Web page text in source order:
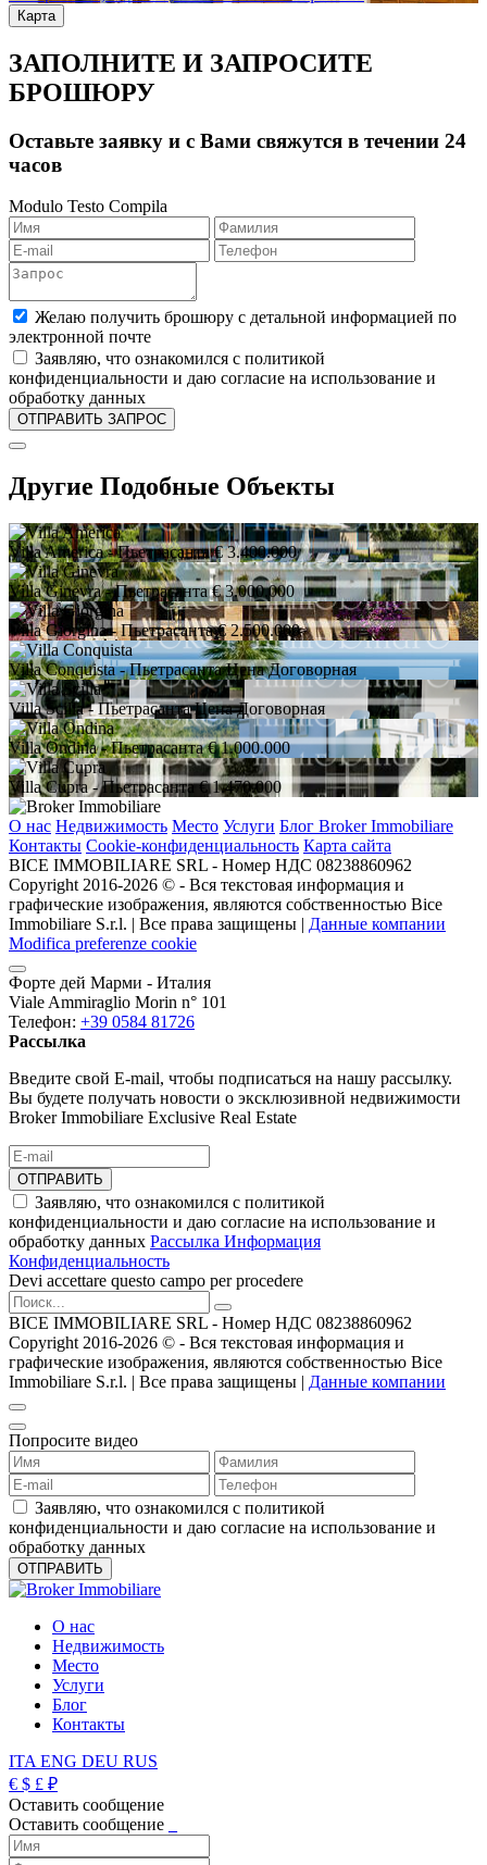
Карта
ЗАПОЛНИТЕ И ЗАПРОСИТЕ
БРОШЮРУ
Оставьте заявку и с Вами свяжутся в течении 24
часов
Modulo Testo Compila
Желаю получить брошюру с детальной информацией по
электронной почте
Заявляю, что ознакомился с политикой
конфиденциальности и даю согласие на использование и
обработку данных
Другие Подобные Объекты
Villa America- Пьетрасанта € 3.400.000
Villa Ginevra- Пьетрасанта € 3.000.000
Villa Giorgina- Пьетрасанта € 2.500.000
Villa Conquista- Пьетрасанта Цена Договорная
Villa Scilla- Пьетрасанта Цена Договорная
Villa Ondina- Пьетрасанта € 1.000.000
Villa Cupra- Пьетрасанта € 1.470.000
О нас Недвижимость Место Услуги Блог Broker Immobiliare
Контакты Cookie-конфиденциальность Карта сайта
BICE IMMOBILIARE SRL - Номер НДС 08238860962
Copyright 2016-2026 ©️ - Вся текстовая информация и
графические изображения, являются собственностью Bice
Immobiliare S.r.l. | Все права защищены | Данные компании
Modifica preferenze cookie
Форте дей Марми - Италия
Viale Ammiraglio Morin n° 101
Телефон: +39 0584 81726
Рассылка
Введите свой E-mail, чтобы подписаться на нашу рассылку.
Вы будете получать новости о эксклюзивной недвижимости
Broker Immobiliare Exclusive Real Estate
ОТПРАВИТЬ
Заявляю, что ознакомился с политикой
конфиденциальности и даю согласие на использование и
обработку данных Рассылка Информация
Конфиденциальность
Devi accettare questo campo per procedere
BICE IMMOBILIARE SRL - Номер НДС 08238860962
Copyright 2016-2026 ©️ - Вся текстовая информация и
графические изображения, являются собственностью Bice
Immobiliare S.r.l. | Все права защищены | Данные компании
Попросите видео
Заявляю, что ознакомился с политикой
конфиденциальности и даю согласие на использование и
обработку данных
О нас
Недвижимость
Место
Услуги
Блог
Контакты
ITA ENG DEU RUS
€ $ £ ₽
Оставить сообщение
Оставить сообщение